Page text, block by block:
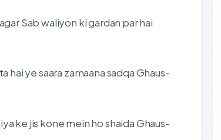
Sab waliyon ki gardan par hai
hai ye saara zamaana sadqa Ghaus-
ke jis kone mein ho shaida Ghaus-